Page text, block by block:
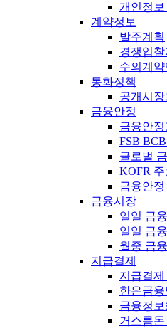
개인정보
계약정보
발주계획
경쟁입
수의계
통화정책
공개시장
금융안정
금융안
FSB
글로벌
KOFR
금융안정
금융시장
일일 금
일일 금
월중 금
지급결제
지급결
한은금
금융정보
거스름